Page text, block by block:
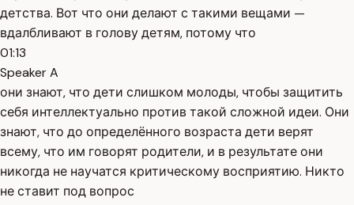
детства. Вот что они делают с такими вещами —
вдалбливают в голову детям, потому что
01:13
Speaker A
они знают, что дети слишком молоды, чтобы защитить
себя интеллектуально против такой сложной идеи. Они
знают, что до определённого возраста дети верят
всему, что им говорят родители, и в результате они
никогда не научатся критическому восприятию. Никто
не ставит под вопрос